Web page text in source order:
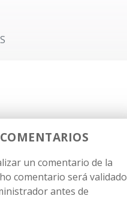
COMENTARIOS
un comentario de la
comentario será validado
antes de